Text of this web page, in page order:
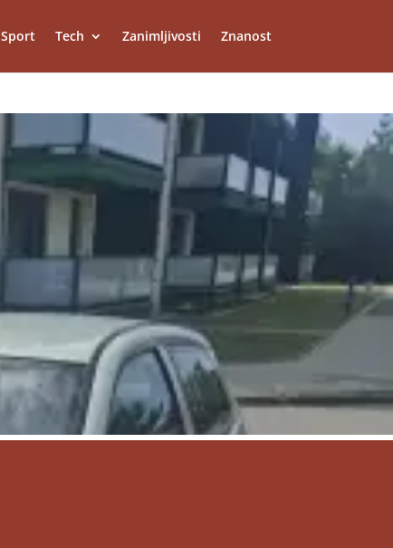
Sport Tech Zanimljivosti Znanost